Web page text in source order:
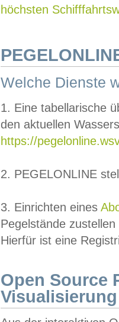
höchsten
Welche Dienste
1. Eine tabellarische
den aktuellen
https://
2. PEGELONLINE
3. Einrichten eines
Pegelstände
Hierfür ist eine
Open Source
Visualisierung